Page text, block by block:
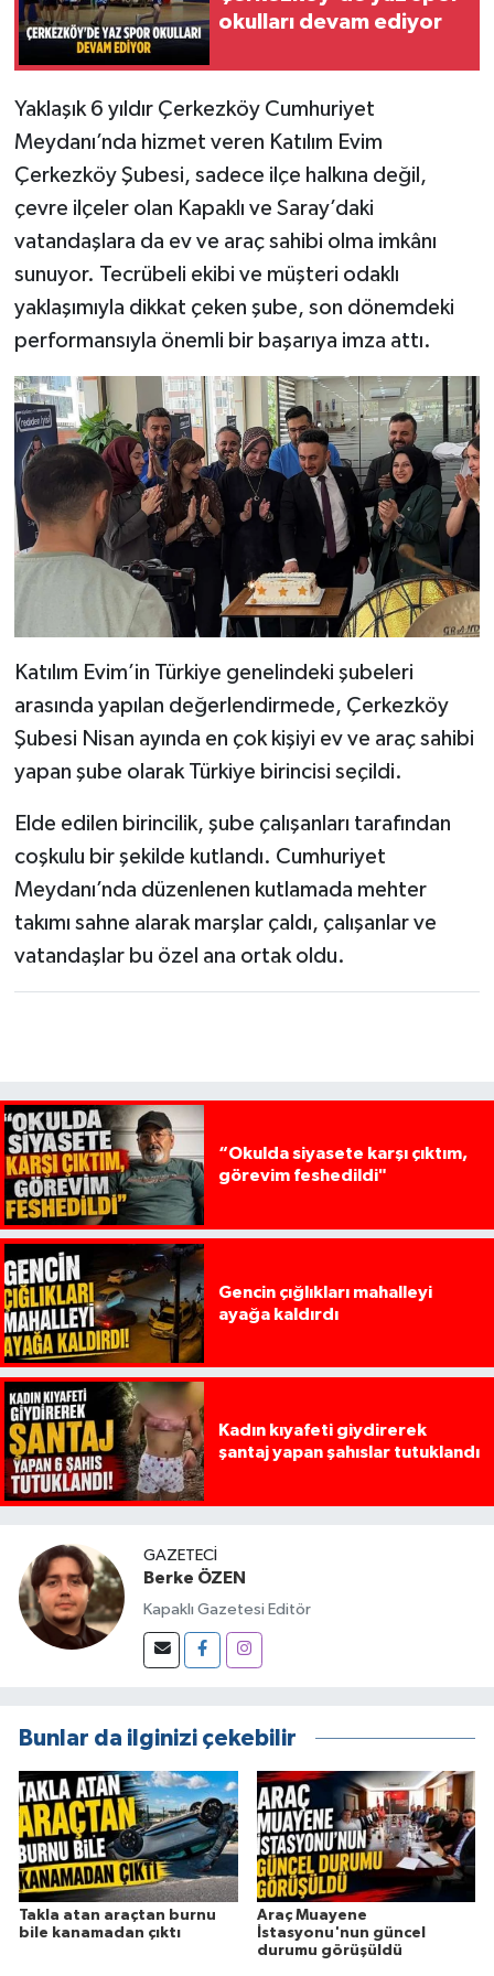
okulları devam ediyor
Yaklaşık 6 yıldır Çerkezköy Cumhuriyet
Meydanı’nda hizmet veren Katılım Evim
Çerkezköy Şubesi, sadece ilçe halkına değil,
çevre ilçeler olan Kapaklı ve Saray’daki
vatandaşlara da ev ve araç sahibi olma imkânı
sunuyor. Tecrübeli ekibi ve müşteri odaklı
yaklaşımıyla dikkat çeken şube, son dönemdeki
performansıyla önemli bir başarıya imza attı.
Katılım Evim’in Türkiye genelindeki şubeleri
arasında yapılan değerlendirmede, Çerkezköy
Şubesi Nisan ayında en çok kişiyi ev ve araç sahibi
yapan şube olarak Türkiye birincisi seçildi.
Elde edilen birincilik, şube çalışanları tarafından
coşkulu bir şekilde kutlandı. Cumhuriyet
Meydanı’nda düzenlenen kutlamada mehter
takımı sahne alarak marşlar çaldı, çalışanlar ve
vatandaşlar bu özel ana ortak oldu.
“Okulda siyasete karşı çıktım,
görevim feshedildi"
Gencin çığlıkları mahalleyi
ayağa kaldırdı
Kadın kıyafeti giydirerek
şantaj yapan şahıslar tutuklandı
GAZETECI
Berke ÖZEN
Kapaklı Gazetesi Editör
Bunlar da ilginizi çekebilir
Takla atan araçtan burnu
bile kanamadan çıktı
Araç Muayene
İstasyonu'nun güncel
durumu görüşüldü